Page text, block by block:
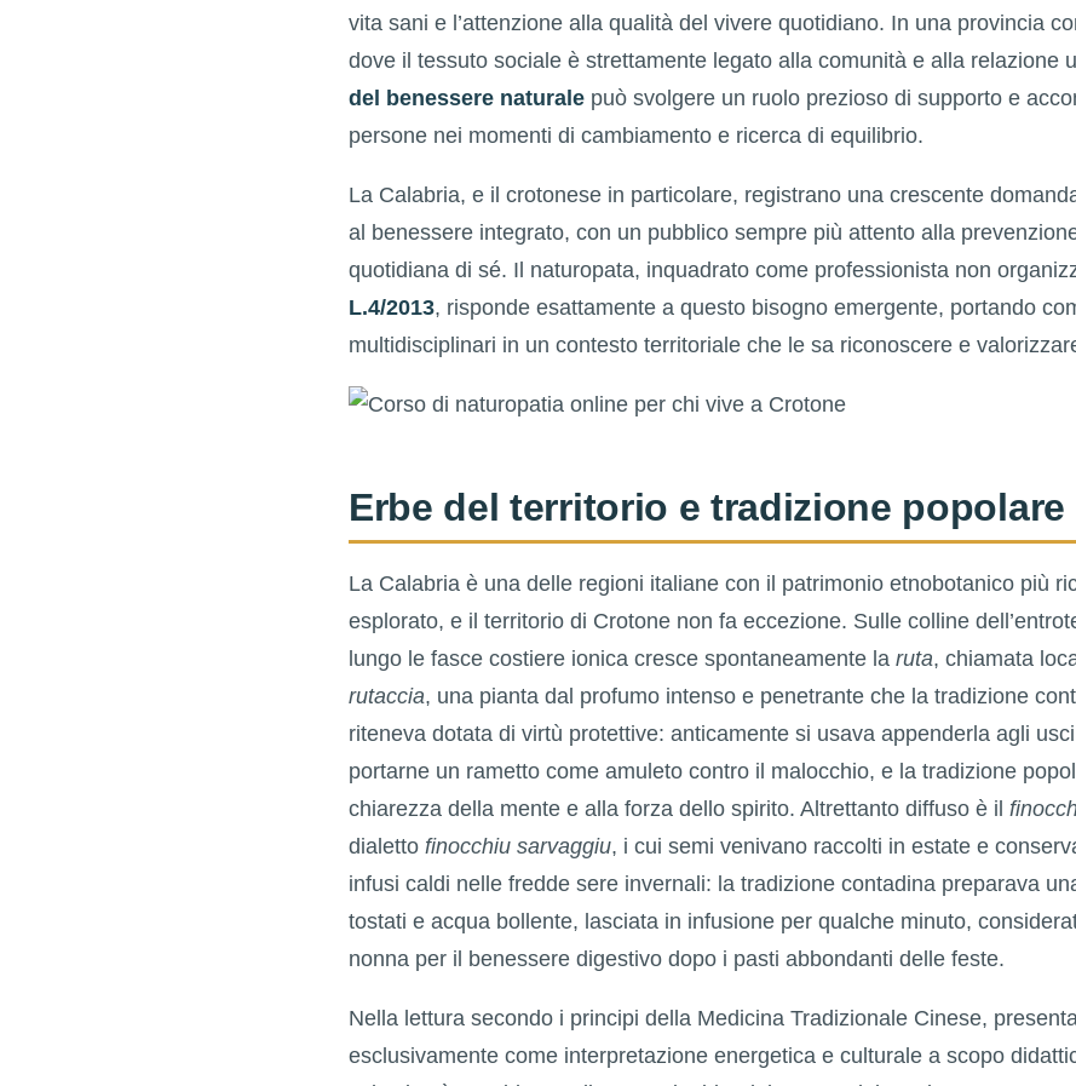
vita sani e l’attenzione alla qualità del vivere quotidiano. In una provincia
dove il tessuto sociale è strettamente legato alla comunità e alla relazione
del benessere naturale può svolgere un ruolo prezioso di supporto e
persone nei momenti di cambiamento e ricerca di equilibrio.
La Calabria, e il crotonese in particolare, registrano una crescente
al benessere integrato, con un pubblico sempre più attento alla
quotidiana di sé. Il naturopata, inquadrato come professionista non
L.4/2013, risponde esattamente a questo bisogno emergente, portando
multidisciplinari in un contesto territoriale che le sa riconoscere e
Erbe del territorio e tradizione popolare
La Calabria è una delle regioni italiane con il patrimonio etnobotanico più
esplorato, e il territorio di Crotone non fa eccezione. Sulle colline
lungo le fasce costiere ionica cresce spontaneamente la ruta, chiamata
rutaccia, una pianta dal profumo intenso e penetrante che la tradizione
riteneva dotata di virtù protettive: anticamente si usava appenderla agli
portarne un rametto come amuleto contro il malocchio, e la tradizione
chiarezza della mente e alla forza dello spirito. Altrettanto diffuso è il
dialetto finocchiu sarvaggiu, i cui semi venivano raccolti in estate e
infusi caldi nelle fredde sere invernali: la tradizione contadina preparava
tostati e acqua bollente, lasciata in infusione per qualche minuto,
nonna per il benessere digestivo dopo i pasti abbondanti delle feste.
Nella lettura secondo i principi della Medicina Tradizionale Cinese,
esclusivamente come interpretazione energetica e culturale a scopo